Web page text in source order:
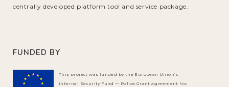
centrally developed platform tool and service package.
FUNDED BY
This project was funded by the European Union’s
Internal Security Fund — Police.Grant agreement No: